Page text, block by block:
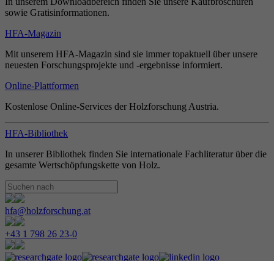
sowie Gratisinformationen.
HFA-Magazin
Mit unserem HFA-Magazin sind sie immer topaktuell über unsere
neuesten Forschungsprojekte und -ergebnisse informiert.
Online-Plattformen
Kostenlose Online-Services der Holzforschung Austria.
HFA-Bibliothek
In unserer Bibliothek finden Sie internationale Fachliteratur über die
gesamte Wertschöpfungskette von Holz.
hfa@holzforschung.at
+43 1 798 26 23-0